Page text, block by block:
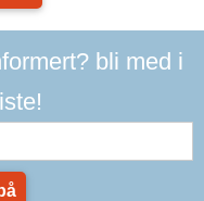
bli med i